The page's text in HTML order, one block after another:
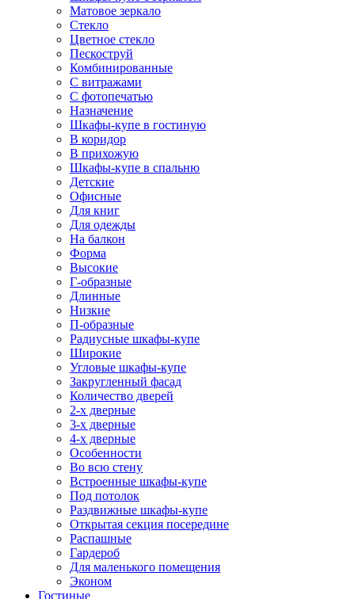
Матовое зеркало
Стекло
Цветное стекло
Пескоструй
Комбинированные
С витражами
С фотопечатью
Назначение
Шкафы-купе в гостиную
В коридор
В прихожую
Шкафы-купе в спальню
Детские
Офисные
Для книг
Для одежды
На балкон
Форма
Высокие
Г-образные
Длинные
Низкие
П-образные
Радиусные шкафы-купе
Широкие
Угловые шкафы-купе
Закругленный фасад
Количество дверей
2-х дверные
3-х дверные
4-х дверные
Особенности
Во всю стену
Встроенные шкафы-купе
Под потолок
Раздвижные шкафы-купе
Открытая секция посередине
Распашные
Гардероб
Для маленького помещения
Эконом
Гостиные